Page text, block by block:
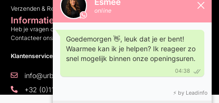
Verzenden & Retourneren
Informatie
Heb je vragen over ons bedrijf, onze producten of iets anders?
Contacteer ons en wij helpen je graag verder.
Klantenservice: 10:00 tot 16:00 op weekdagen
info@urbannails.be
+32 (0)11 81 14 05